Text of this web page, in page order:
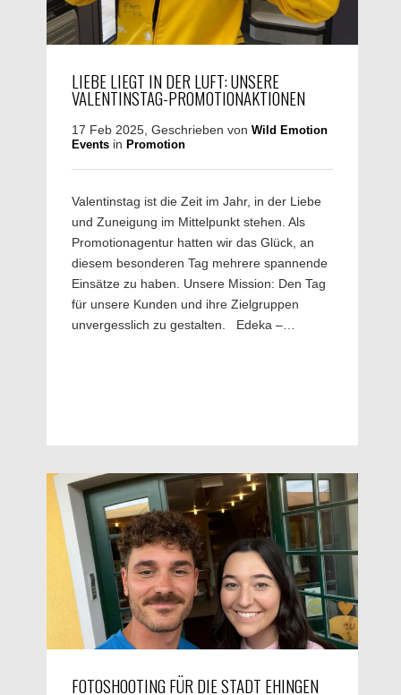
LIEBE LIEGT IN DER LUFT: UNSERE
VALENTINSTAG-PROMOTIONAKTIONEN
17 Feb 2025, Geschrieben von Wild Emotion
Events in Promotion
Valentinstag ist die Zeit im Jahr, in der Liebe
und Zuneigung im Mittelpunkt stehen. Als
Promotionagentur hatten wir das Glück, an
diesem besonderen Tag mehrere spannende
Einsätze zu haben. Unsere Mission: Den Tag
für unsere Kunden und ihre Zielgruppen
unvergesslich zu gestalten. Edeka –…
FOTOSHOOTING FÜR DIE STADT EHINGEN